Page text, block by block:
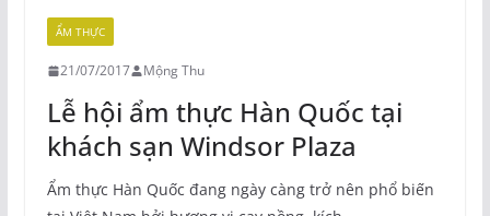
ẨM THỰC
21/07/2017 Mộng Thu
Lễ hội ẩm thực Hàn Quốc tại
khách sạn Windsor Plaza
Ẩm thực Hàn Quốc đang ngày càng trở nên phổ biến